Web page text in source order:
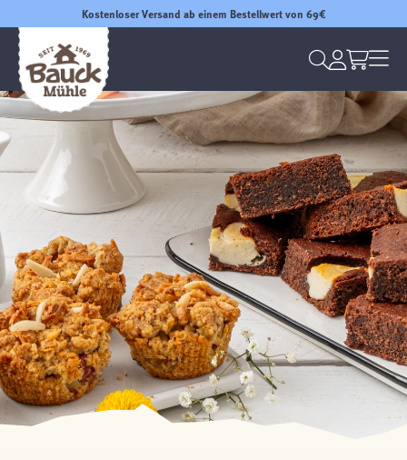
Kostenloser Versand ab einem Bestellwert von 69€